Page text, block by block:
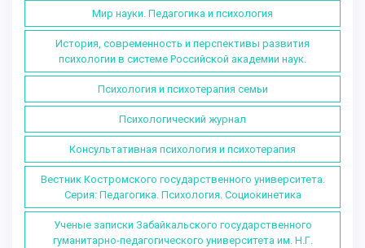
Мир науки. Педагогика и психология
История, современность и перспективы развития
психологии в системе Российской академии наук.
Психология и психотерапия семьи
Психологический журнал
Консультативная психология и психотерапия
Вестник Костромского государственного университета.
Серия: Педагогика. Психология. Социокинетика
Ученые записки Забайкальского государственного
гуманитарно-педагогического университета им. Н.Г.